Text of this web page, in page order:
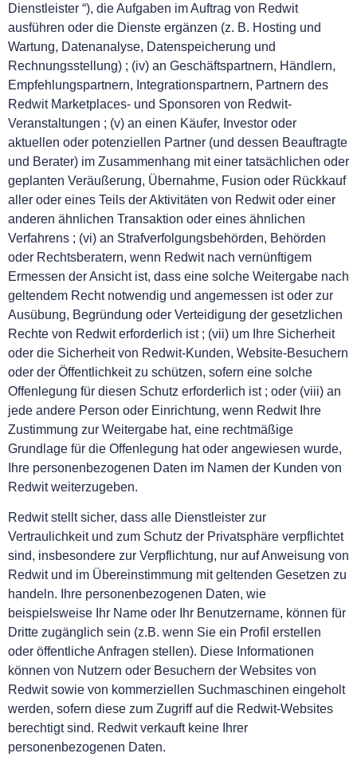
Dienstleister “), die Aufgaben im Auftrag von Redwit
ausführen oder die Dienste ergänzen (z. B. Hosting und
Wartung, Datenanalyse, Datenspeicherung und
Rechnungsstellung) ; (iv) an Geschäftspartnern, Händlern,
Empfehlungspartnern, Integrationspartnern, Partnern des
Redwit Marketplaces- und Sponsoren von Redwit-
Veranstaltungen ; (v) an einen Käufer, Investor oder
aktuellen oder potenziellen Partner (und dessen Beauftragte
und Berater) im Zusammenhang mit einer tatsächlichen oder
geplanten Veräußerung, Übernahme, Fusion oder Rückkauf
aller oder eines Teils der Aktivitäten von Redwit oder einer
anderen ähnlichen Transaktion oder eines ähnlichen
Verfahrens ; (vi) an Strafverfolgungsbehörden, Behörden
oder Rechtsberatern, wenn Redwit nach vernünftigem
Ermessen der Ansicht ist, dass eine solche Weitergabe nach
geltendem Recht notwendig und angemessen ist oder zur
Ausübung, Begründung oder Verteidigung der gesetzlichen
Rechte von Redwit erforderlich ist ; (vii) um Ihre Sicherheit
oder die Sicherheit von Redwit-Kunden, Website-Besuchern
oder der Öffentlichkeit zu schützen, sofern eine solche
Offenlegung für diesen Schutz erforderlich ist ; oder (viii) an
jede andere Person oder Einrichtung, wenn Redwit Ihre
Zustimmung zur Weitergabe hat, eine rechtmäßige
Grundlage für die Offenlegung hat oder angewiesen wurde,
Ihre personenbezogenen Daten im Namen der Kunden von
Redwit weiterzugeben.
Redwit stellt sicher, dass alle Dienstleister zur
Vertraulichkeit und zum Schutz der Privatsphäre verpflichtet
sind, insbesondere zur Verpflichtung, nur auf Anweisung von
Redwit und im Übereinstimmung mit geltenden Gesetzen zu
handeln. Ihre personenbezogenen Daten, wie
beispielsweise Ihr Name oder Ihr Benutzername, können für
Dritte zugänglich sein (z.B. wenn Sie ein Profil erstellen
oder öffentliche Anfragen stellen). Diese Informationen
können von Nutzern oder Besuchern der Websites von
Redwit sowie von kommerziellen Suchmaschinen eingeholt
werden, sofern diese zum Zugriff auf die Redwit-Websites
berechtigt sind. Redwit verkauft keine Ihrer
personenbezogenen Daten.